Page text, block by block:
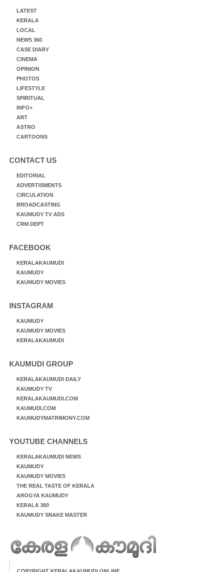
LATEST
KERALA
LOCAL
NEWS 360
CASE DIARY
CINEMA
OPINION
PHOTOS
LIFESTYLE
SPIRITUAL
INFO+
ART
ASTRO
CARTOONS
CONTACT US
EDITORIAL
ADVERTISMENTS
CIRCULATION
BROADCASTING
KAUMUDY TV ADS
CRM DEPT
FACEBOOK
KERALAKAUMUDI
KAUMUDY
KAUMUDY MOVIES
INSTAGRAM
KAUMUDY
KAUMUDY MOVIES
KERALAKAUMUDI
KAUMUDI GROUP
KERALAKAUMUDI DAILY
KAUMUDY TV
KERALAKAUMUDI.COM
KAUMUDI.COM
KAUMUDYMATRIMONY.COM
YOUTUBE CHANNELS
KERALAKAUMUDI NEWS
KAUMUDY
KAUMUDY MOVIES
THE REAL TASTE OF KERALA
AROGYA KAUMUDY
KERALA 360
KAUMUDY SNAKE MASTER